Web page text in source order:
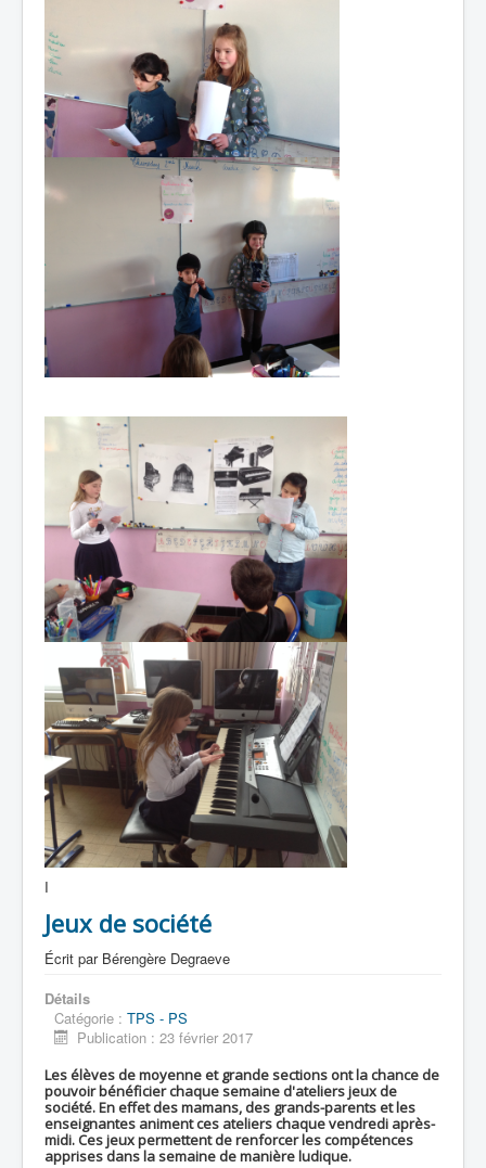
I
Jeux de société
Écrit par Bérengère Degraeve
Détails
Catégorie : TPS - PS
Publication : 23 février 2017
Les élèves de moyenne et grande sections ont la chance de
pouvoir bénéficier chaque semaine d'ateliers jeux de
société. En effet des mamans, des grands-parents et les
enseignantes animent ces ateliers chaque vendredi après-
midi. Ces jeux permettent de renforcer les compétences
apprises dans la semaine de manière ludique.